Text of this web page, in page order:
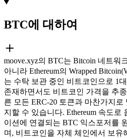
BTC에 대하여
moove.xyz의 BTC는 Bitcoin 네트워
아니라 Ethereum의 Wrapped
는 수탁 보관 중인 비트코인으로 1대
존재하면서도 비트코인 가격을 추
른 모든 ERC-20 토큰과 마찬가지
지할 수 있습니다. Ethereum 속도로
이션에 연결되는 BTC 익스포저를
며, 비트코인을 자체 체인에서 보유